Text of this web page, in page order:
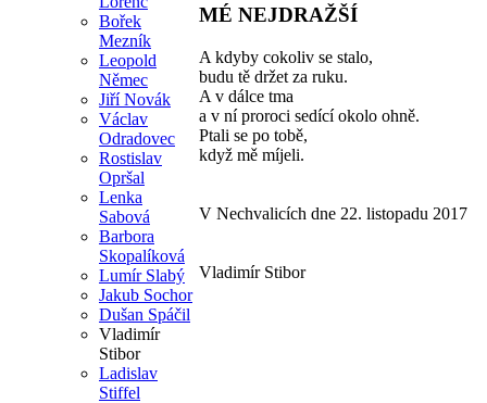
Bořek
Mezník
Leopold
Němec
Jiří Novák
Václav
Odradovec
Rostislav
Opršal
Lenka
Sabová
Barbora
Skopalíková
Lumír Slabý
Jakub Sochor
Dušan Spáčil
Vladimír
Stibor
Ladislav
Stiffel
MÉ NEJDRAŽŠÍ
A kdyby cokoliv se stalo,
budu tě držet za ruku.
A v dálce tma
a v ní proroci sedící okolo ohně.
Ptali se po tobě,
když mě míjeli.
V Nechvalicích dne 22. listopadu 2017
Vladimír Stibor